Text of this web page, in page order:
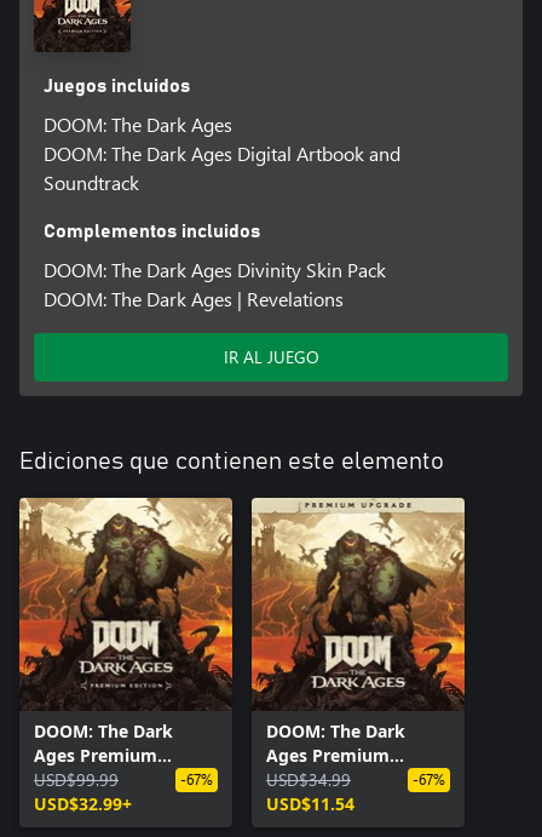
Juegos incluidos
DOOM: The Dark Ages
DOOM: The Dark Ages Digital Artbook and
Soundtrack
Complementos incluidos
DOOM: The Dark Ages Divinity Skin Pack
DOOM: The Dark Ages | Revelations
IR AL JUEGO
Ediciones que contienen este elemento
DOOM: The Dark
Ages Premium
Edition
USD$99.99
USD$32.99+
-67%
DOOM: The Dark
Ages Premium
Upgrade
USD$34.99
USD$11.54
-67%